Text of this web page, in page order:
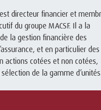
directeur financier et
du groupe MACSF. Il a la
la gestion financière des
et en particulier des
actions cotées et non cotées,
de la gamme d’unités